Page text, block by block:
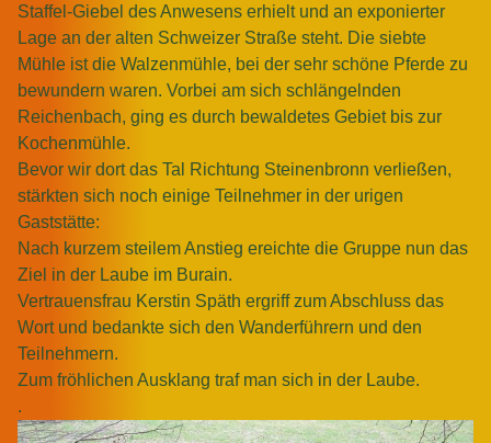
Staffel-Giebel des Anwesens erhielt und an exponierter
Lage an der alten Schweizer Straße steht. Die siebte
Mühle ist die Walzenmühle, bei der sehr schöne Pferde zu
bewundern waren. Vorbei am sich schlängelnden
Reichenbach, ging es durch bewaldetes Gebiet bis zur
Kochenmühle.
Bevor wir dort das Tal Richtung Steinenbronn verließen,
stärkten sich noch einige Teilnehmer in der urigen
Gaststätte:
Nach kurzem steilem Anstieg ereichte die Gruppe nun das
Ziel in der Laube im Burain.
Vertrauensfrau Kerstin Späth ergriff zum Abschluss das
Wort und bedankte sich den Wanderführern und den
Teilnehmern.
Zum fröhlichen Ausklang traf man sich in der Laube.
.